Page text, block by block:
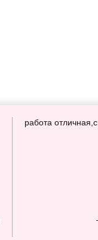
работа